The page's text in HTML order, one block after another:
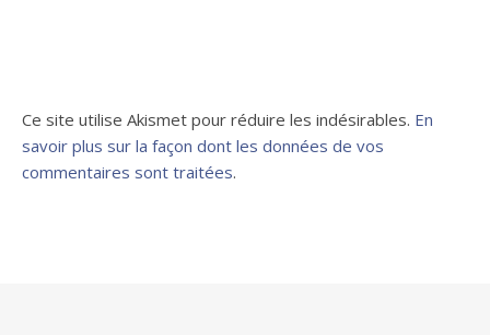
Ce site utilise Akismet pour réduire les indésirables. En
savoir plus sur la façon dont les données de vos
commentaires sont traitées.